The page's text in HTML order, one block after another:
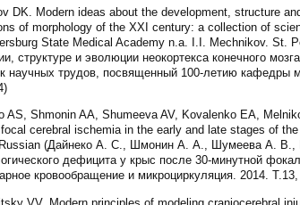
DK. Modern ideas about the development, structure
of morphology of the XXI century: a collection of
State Medical Academy n.a. I.I. Mechnikov. St.
структуре и эволюции неокортекса конечного
научных трудов, посвященный 100-летию
AS, Shmonin AA, Shumeeva AV, Kovalenko EA,
cerebral ischemia in the early and late stages of
(Дайнеко А. С., Шмонин А. А., Шумеева А.
дефицита у крыс после 30-минутной
кровообращение и микроциркуляция. 2014.